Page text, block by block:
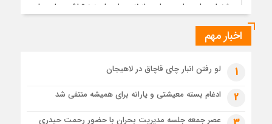
جشنواره ملی چای، حمایت از لاهیجان یا هزینه‌تراشی برای چای
3 هفته قبل
4 هفته قبل
رئوف
اخبار مهم
1 لو رفتن انبار چای قاچاق در لاهیجان
2 ادغام بسته معیشتی و یارانه برای همیشه منتفی شد
عصر جمعه جلسه مدیریت بحران با حضور رحمت حیدری